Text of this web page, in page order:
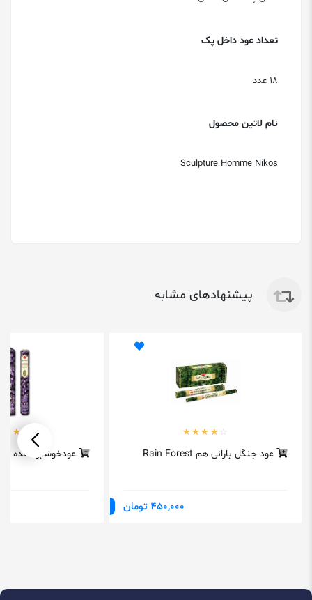
تعداد عود داخل پک
18 عدد
نام لاتین محصول
Sculpture Homme Nikos
پیشنهادهای مشابه
عود جنگل بارانی هم Rain Forest
450,000 تومان
عودخوشبوکننده